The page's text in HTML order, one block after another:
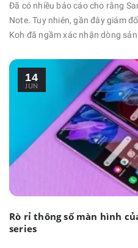
Đã có nhiều báo cáo cho rằng
Note. Tuy nhiên, gần đây giám
Koh đã ngầm xác nhận dòng
Galaxy Note 21 Ultra sẽ như thế
14
JUN
Rò rỉ thông số màn hình
series